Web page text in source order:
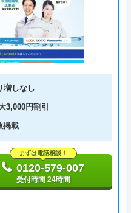
増しなし
3,000円割引
掲載
まずは電話相談！
0120-579-007
受付時間 24時間